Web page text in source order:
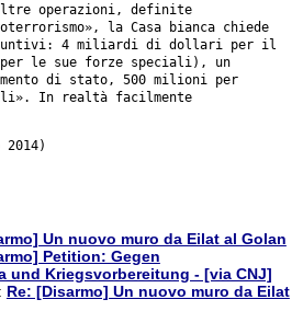
operazioni, definite
la Casa bianca chiede
4 miliardi di dollari per il
le sue forze speciali), un
di stato, 500 milioni per
In realtà facilmente
Un nuovo muro da Eilat al Golan
Petition: Gegen
und Kriegsvorbereitung - [via CNJ]
Re: [Disarmo] Un nuovo muro da Eilat